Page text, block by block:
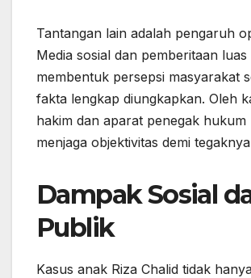
Tantangan lain adalah pengaruh
Media sosial dan pemberitaan luas
membentuk persepsi masyarakat
fakta lengkap diungkapkan. Oleh
hakim dan aparat penegak hukum
menjaga objektivitas demi
Dampak Sosial
Publik
Kasus anak Riza Chalid tidak